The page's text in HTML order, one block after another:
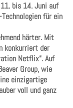
bis 14. Juni auf
für ein
härter. Mit
konkurriert der
Netflix“. Auf
Group, wie
einzigartige
voll und ganz